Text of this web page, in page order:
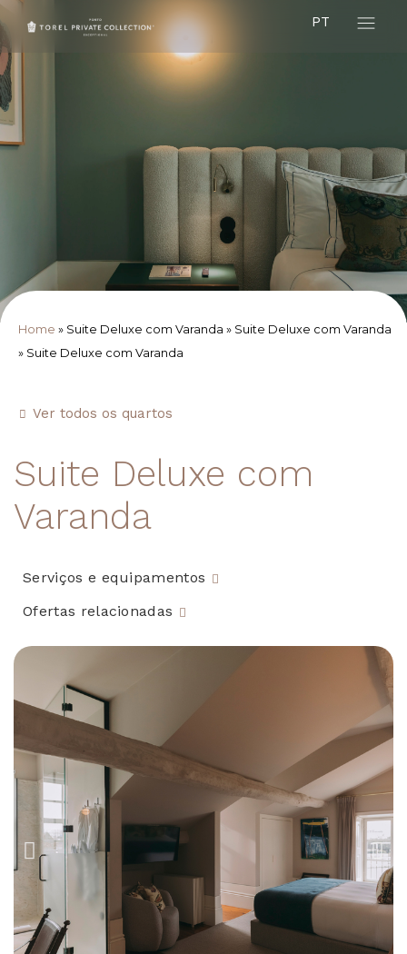
PT
Home » Suite Deluxe com Varanda » Suite Deluxe com Varanda
» Suite Deluxe com Varanda
Ver todos os quartos
Suite Deluxe com
Varanda
Serviços e equipamentos
Ofertas relacionadas